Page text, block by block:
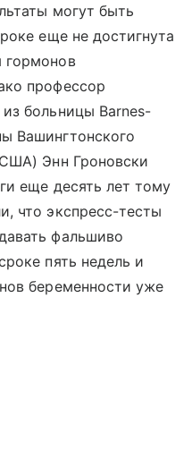
могут быть
еще не достигнута
гормонов
профессор
больницы Barnes-
Вашингтонского
Энн Гроновски
еще десять лет тому
что экспресс-тесты
фальшиво
пять недель и
беременности уже